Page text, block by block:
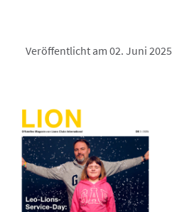
Veröffentlicht am 02. Juni 2025